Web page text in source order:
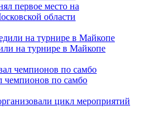
первое место на
области
на турнире в Майкопе
чемпионов по самбо